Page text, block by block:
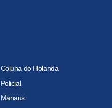
Coluna do Holanda
Policial
Manaus